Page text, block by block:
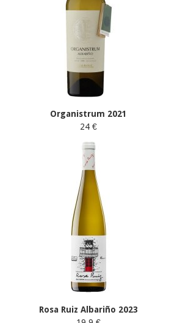
Organistrum 2021
24 €
Rosa Ruiz Albariño 2023